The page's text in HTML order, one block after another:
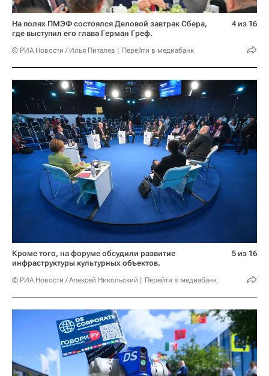
На полях ПМЭФ состоялся Деловой завтрак Сбера,
где выступил его глава Герман Греф.
© РИА Новости / Илья Питалев Перейти в медиабанк
4 из 16
Кроме того, на форуме обсудили развитие
инфраструктуры культурных объектов.
© РИА Новости / Алексей Никольский Перейти в медиабанк
5 из 16